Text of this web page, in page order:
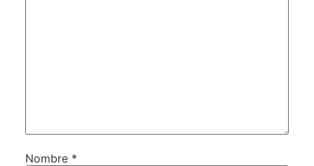
Nombre *